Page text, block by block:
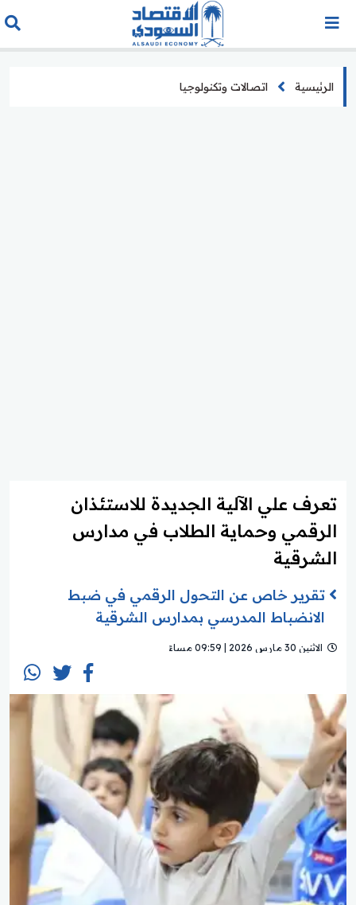
الرئيسية اتصالات وتكنولوجيا
تعرف علي الآلية الجديدة للاستئذان
الرقمي وحماية الطلاب في مدارس
الشرقية
تقرير خاص عن التحول الرقمي في ضبط
الانضباط المدرسي بمدارس الشرقية
الاثنين 30 مارس 2026 | 09:59 مساءً